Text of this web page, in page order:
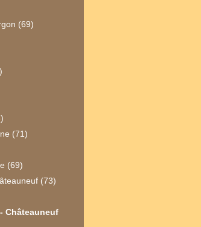
(69)
(71)
(69)
(73)
Châteauneuf